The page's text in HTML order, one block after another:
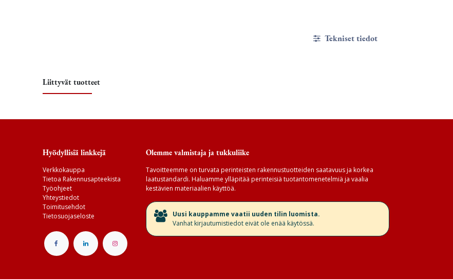
Tekniset tiedot
Liittyvät tuotteet
Hyödyllisiä linkkejä
Verkkokauppa
Tietoa Rakennusapteekista
Työohjeet
Yhteystiedot
Toimitusehdot
Tietosuojaseloste
Olemme valmistaja ja tukkuliike
Tavoitteemme on turvata perinteisten rakennustuotteiden saatavuus ja korkea
laatustandardi. Haluamme ylläpitää perinteisiä tuotantomenetelmiä ja vaalia
kestävien materiaalien käyttöä.
​Uusi kauppamme vaatii uuden tilin luomista.
Vanhat kirjautumistiedot eivät ole enää käytössä.